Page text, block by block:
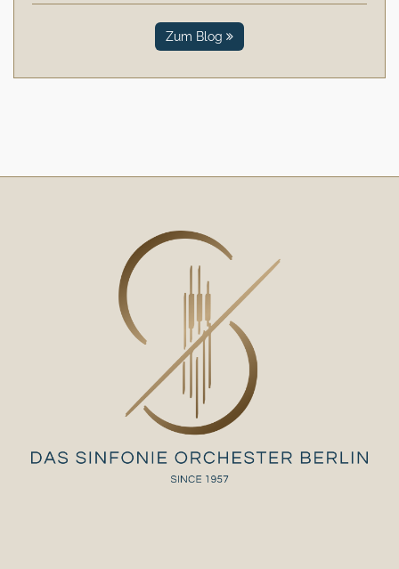
Zum Blog